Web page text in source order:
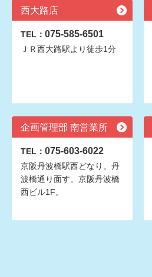
西大路店
TEL： 075-585-6501
ＪＲ西大路駅より徒歩1分
企画管理部 南営業所
TEL： 075-603-6022
京阪丹波橋駅西どなり。丹
波橋通り面す。京阪丹波橋
西ビル1F。